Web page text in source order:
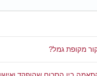
מקופת גמל?